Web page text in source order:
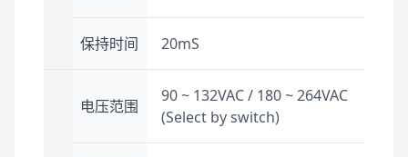
保持时间 20mS
电压范围
90 ~ 132VAC / 180 ~ 264VAC
(Select by switch)